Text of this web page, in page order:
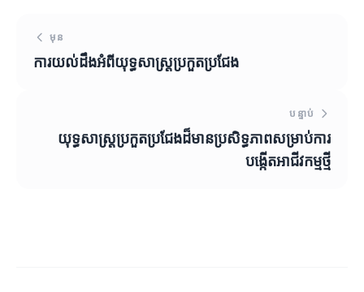
មុន
ការយល់ដឹងអំពីយុទ្ធសាស្ត្រប្រកួតប្រជែង
បន្ទាប់
យុទ្ធសាស្ត្រប្រកួតប្រជែងដ៏មានប្រសិទ្ធភាពសម្រាប់ការ
បង្កើតអាជីវកម្មថ្មី